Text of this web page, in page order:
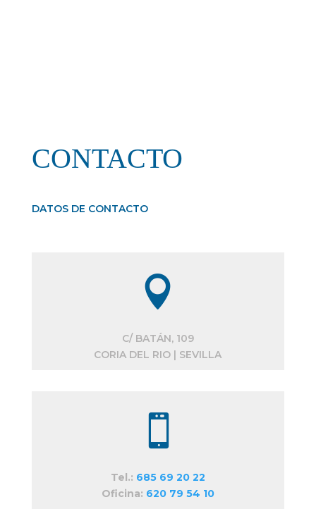
CONTACTO
DATOS DE CONTACTO

C/ BATÁN, 109
CORIA DEL RIO | SEVILLA

Tel.: 685 69 20 22
Oficina: 620 79 54 10